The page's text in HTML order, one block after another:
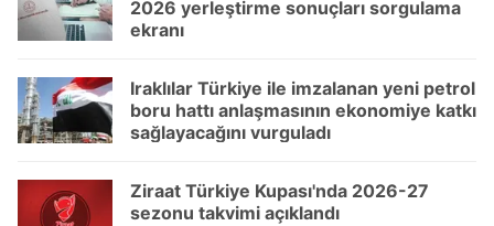
almak için lütfentıklayınız.
2026 yerleştirme sonuçları sorgulama
ekranı
Iraklılar Türkiye ile imzalanan yeni petrol
boru hattı anlaşmasının ekonomiye katkı
sağlayacağını vurguladı
Ziraat Türkiye Kupası'nda 2026-27
sezonu takvimi açıklandı